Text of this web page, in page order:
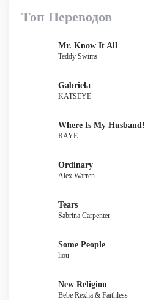
Топ Переводов
Mr. Know It All
Teddy Swims
Gabriela
KATSEYE
Where Is My Husband!
RAYE
Ordinary
Alex Warren
Tears
Sabrina Carpenter
Some People
liou
New Religion
Bebe Rexha & Faithless